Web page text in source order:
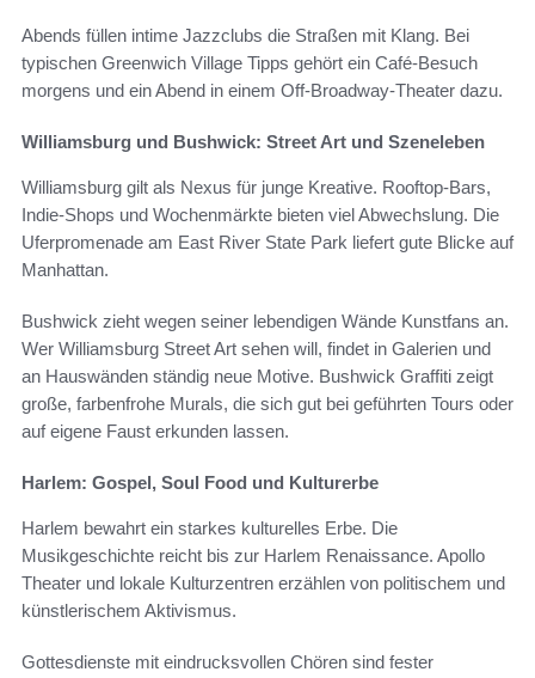
Abends füllen intime Jazzclubs die Straßen mit Klang. Bei
typischen Greenwich Village Tipps gehört ein Café-Besuch
morgens und ein Abend in einem Off-Broadway-Theater dazu.
Williamsburg und Bushwick: Street Art und Szeneleben
Williamsburg gilt als Nexus für junge Kreative. Rooftop-Bars,
Indie-Shops und Wochenmärkte bieten viel Abwechslung. Die
Uferpromenade am East River State Park liefert gute Blicke auf
Manhattan.
Bushwick zieht wegen seiner lebendigen Wände Kunstfans an.
Wer Williamsburg Street Art sehen will, findet in Galerien und
an Hauswänden ständig neue Motive. Bushwick Graffiti zeigt
große, farbenfrohe Murals, die sich gut bei geführten Tours oder
auf eigene Faust erkunden lassen.
Harlem: Gospel, Soul Food und Kulturerbe
Harlem bewahrt ein starkes kulturelles Erbe. Die
Musikgeschichte reicht bis zur Harlem Renaissance. Apollo
Theater und lokale Kulturzentren erzählen von politischem und
künstlerischem Aktivismus.
Gottesdienste mit eindrucksvollen Chören sind fester